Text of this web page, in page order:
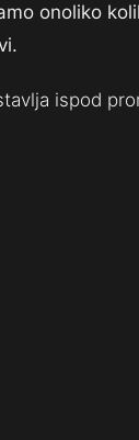
onoliko
ispod